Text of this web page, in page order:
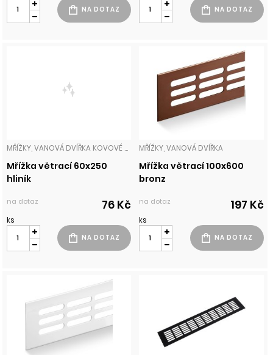
MŘÍŽKY, VANOVÁ DVÍŘKA KOVOVÉ MŘÍŽKY
Mřížka větrací 60x250
hliník
na dotaz 76 Kč
ks
MŘÍŽKY, VANOVÁ DVÍŘKA
Mřížka větrací 100x600
bronz
na dotaz 197 Kč
ks